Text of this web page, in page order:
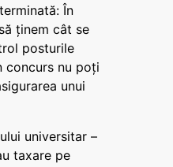
În
ținem cât se
posturile
concurs nu poți
unui
universitar –
taxare pe